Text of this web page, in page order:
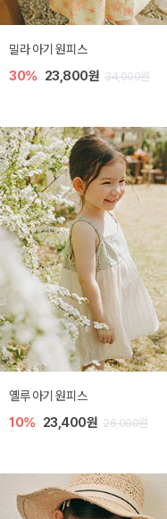
밀라 아기 원피스
30% 23,800원 34,000원
옐루 아기 원피스
10% 23,400원 26,000원